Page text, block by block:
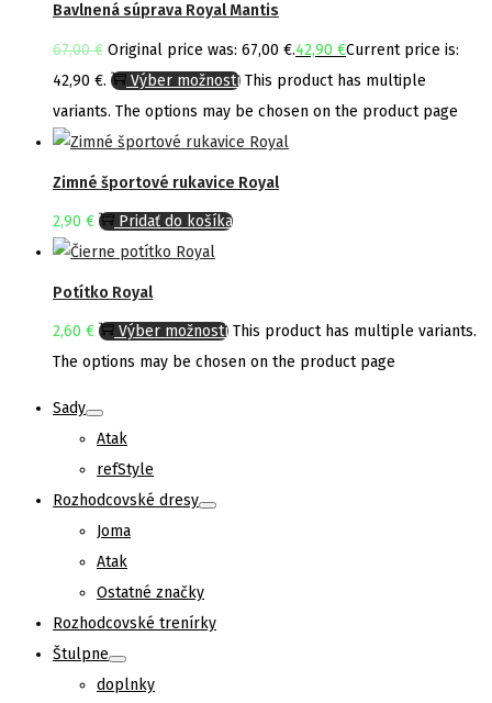
Bavlnená súprava Royal Mantis
67,00€ Original price was: 67,00 €.42,90 €Current price is:
42,90 €.
Výber možností This product has multiple
variants. The options may be chosen on the product page
Zimné športové rukavice Royal
2,90 € Pridať do košíka
Potítko Royal
2,60 € Výber možností This product has multiple variants.
The options may be chosen on the product page
Sady
Atak
refStyle
Rozhodcovské dresy
Joma
Atak
Ostatné značky
Rozhodcovské trenírky
Štulpne
doplnky